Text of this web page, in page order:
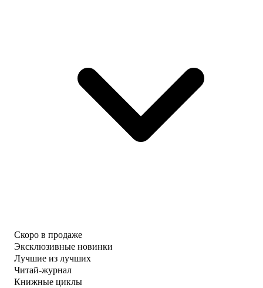
Скоро в продаже
Эксклюзивные новинки
Лучшие из лучших
Читай-журнал
Книжные циклы